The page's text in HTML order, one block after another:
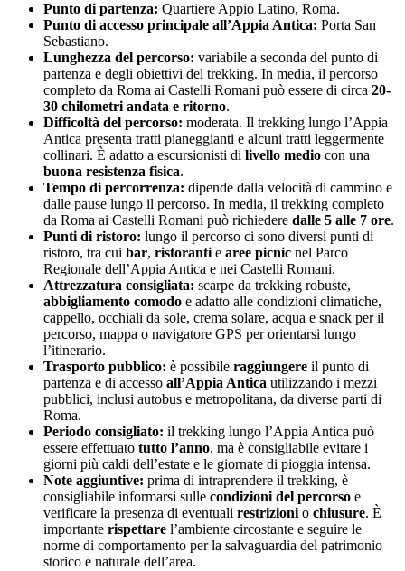
Punto di partenza: Quartiere Appio Latino, Roma.
Punto di accesso principale all’Appia Antica: Porta San
Sebastiano.
Lunghezza del percorso: variabile a seconda del punto di
partenza e degli obiettivi del trekking. In media, il percorso
completo da Roma ai Castelli Romani può essere di circa 20-
30 chilometri andata e ritorno.
Difficoltà del percorso: moderata. Il trekking lungo l’Appia
Antica presenta tratti pianeggianti e alcuni tratti leggermente
collinari. È adatto a escursionisti di livello medio con una
buona resistenza fisica.
Tempo di percorrenza: dipende dalla velocità di cammino e
dalle pause lungo il percorso. In media, il trekking completo
da Roma ai Castelli Romani può richiedere dalle 5 alle 7 ore.
Punti di ristoro: lungo il percorso ci sono diversi punti di
ristoro, tra cui bar, ristoranti e aree picnic nel Parco
Regionale dell’Appia Antica e nei Castelli Romani.
Attrezzatura consigliata: scarpe da trekking robuste,
abbigliamento comodo e adatto alle condizioni climatiche,
cappello, occhiali da sole, crema solare, acqua e snack per il
percorso, mappa o navigatore GPS per orientarsi lungo
l’itinerario.
Trasporto pubblico: è possibile raggiungere il punto di
partenza e di accesso all’Appia Antica utilizzando i mezzi
pubblici, inclusi autobus e metropolitana, da diverse parti di
Roma.
Periodo consigliato: il trekking lungo l’Appia Antica può
essere effettuato tutto l’anno, ma è consigliabile evitare i
giorni più caldi dell’estate e le giornate di pioggia intensa.
Note aggiuntive: prima di intraprendere il trekking, è
consigliabile informarsi sulle condizioni del percorso e
verificare la presenza di eventuali restrizioni o chiusure. È
importante rispettare l’ambiente circostante e seguire le
norme di comportamento per la salvaguardia del patrimonio
storico e naturale dell’area.